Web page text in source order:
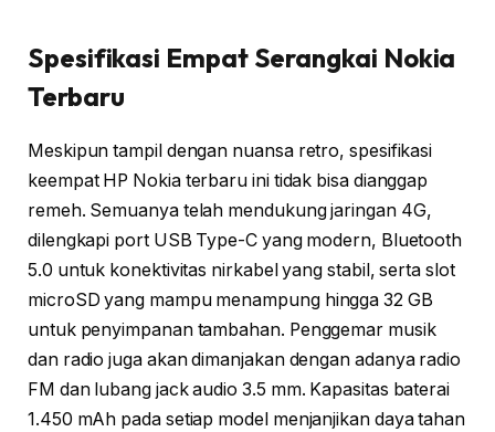
Spesifikasi Empat Serangkai Nokia
Terbaru
Meskipun tampil dengan nuansa retro, spesifikasi
keempat HP Nokia terbaru ini tidak bisa dianggap
remeh. Semuanya telah mendukung jaringan 4G,
dilengkapi port USB Type-C yang modern, Bluetooth
5.0 untuk konektivitas nirkabel yang stabil, serta slot
microSD yang mampu menampung hingga 32 GB
untuk penyimpanan tambahan. Penggemar musik
dan radio juga akan dimanjakan dengan adanya radio
FM dan lubang jack audio 3.5 mm. Kapasitas baterai
1.450 mAh pada setiap model menjanjikan daya tahan